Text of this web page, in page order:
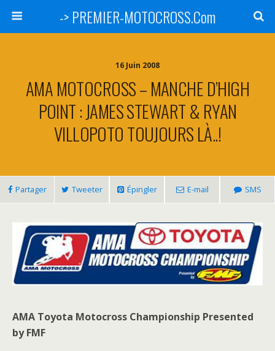
-> PREMIER-MOTOCROSS.Com
16 Juin 2008
AMA MOTOCROSS – MANCHE D’HIGH
POINT : JAMES STEWART & RYAN
VILLOPOTO TOUJOURS LÀ..!
Partager Tweeter Épingler E-mail SMS
AMA Toyota Motocross Championship Presented
by FMF